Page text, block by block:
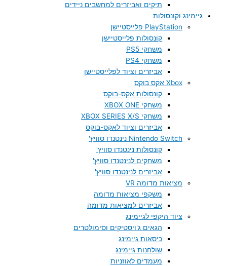
תיקים ואביזרים למחשבים ניידים
גיימינג וקונסולות
PlayStation פלייסטיישן
קונסולות פלייסטיישן
משחקי PS5
משחקי PS4
אביזרים וציוד לפלייסטיישן
Xbox אקס בוקס
קונסולות אקס-בוקס
משחקי XBOX ONE
משחקי XBOX SERIES X/S
אביזרים וציוד לאקס-בוקס
Nintendo Switch נינטנדו סוויץ'
קונסולות נינטנדו סוויץ'
משחקים לנינטנדו סוויץ'
אביזרים לנינטנדו סוויץ'
מציאות מדומה VR
משקפי מציאות מדומה
אביזרים למציאות מדומה
ציוד היקפי לגיימינג
הגאים ג'ויסטיקים וסימולטרים
כיסאות גיימינג
שולחנות גיימינג
מעמדים לאוזניות